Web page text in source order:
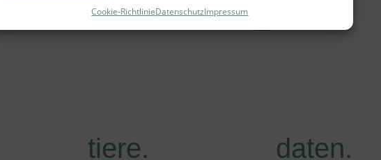
Cookie-RichtlinieDatenschutzImpressum
tiere. daten.